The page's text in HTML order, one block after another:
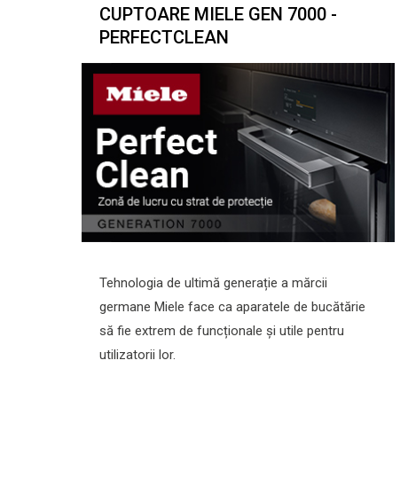
CUPTOARE MIELE GEN 7000 -
PERFECTCLEAN
Tehnologia de ultimă generație a mărcii
germane Miele face ca aparatele de bucătărie
să fie extrem de funcționale și utile pentru
utilizatorii lor.